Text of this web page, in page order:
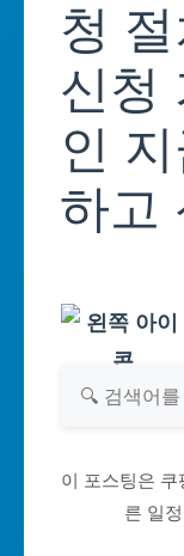
청
신청
인
하고
이 포스팅은
른 일